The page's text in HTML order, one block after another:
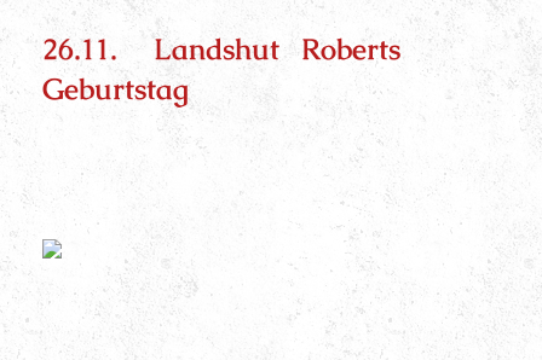
26.11. Landshut Roberts
Geburtstag